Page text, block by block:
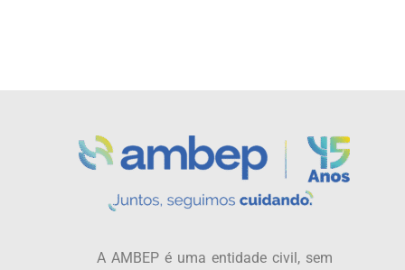
A AMBEP é uma entidade civil, sem